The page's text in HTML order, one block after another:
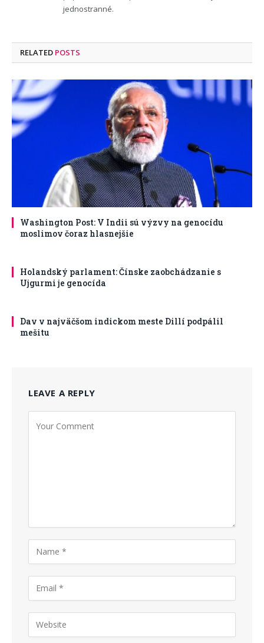
jednostranné.
RELATED POSTS
Washington Post: V Indii sú výzvy na genocídu
moslimov čoraz hlasnejšie
Holandský parlament: Čínske zaobchádzanie s
Ujgurmi je genocída
Dav v najväčšom indickom meste Dillí podpálil
mešitu
LEAVE A REPLY